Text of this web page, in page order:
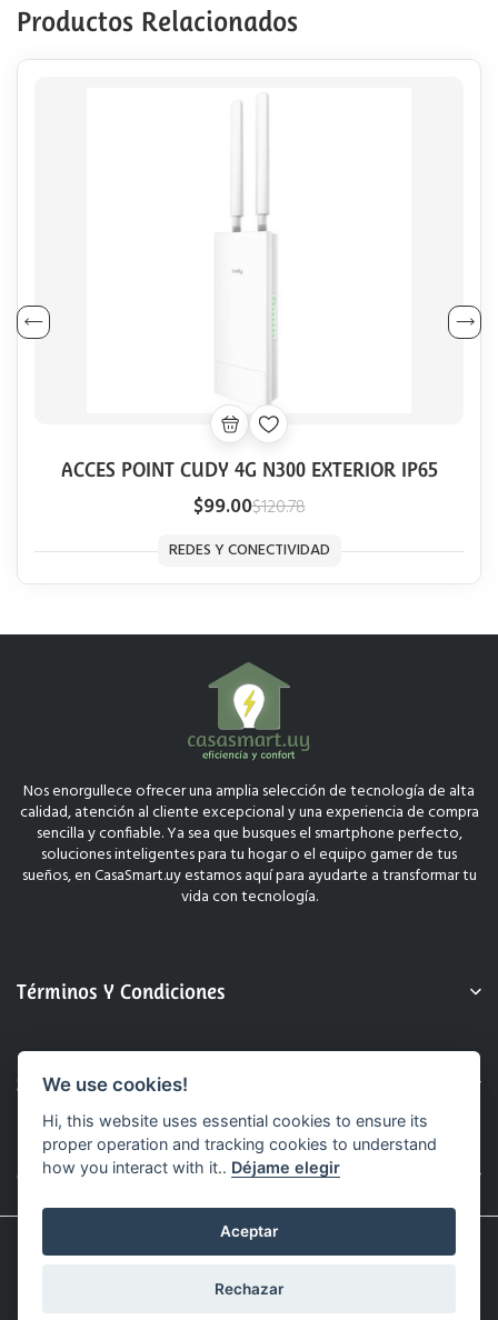
Productos Relacionados
ACCES POINT CUDY 4G N300 EXTERIOR IP65
$99.00$120.78
REDES Y CONECTIVIDAD
Nos enorgullece ofrecer una amplia selección de tecnología de alta
calidad, atención al cliente excepcional y una experiencia de compra
sencilla y confiable. Ya sea que busques el smartphone perfecto,
soluciones inteligentes para tu hogar o el equipo gamer de tus
sueños, en CasaSmart.uy estamos aquí para ayudarte a transformar tu
vida con tecnología.
Términos Y Condiciones
Sobre Nosotros
Contacto
© 2025 CasaSmart.uy. Todos Los Derechos Reservados.
Sitio Web Realizado Por Hashtag.
We use cookies!
Hi, this website uses essential cookies to ensure its
proper operation and tracking cookies to understand
how you interact with it.. Déjame elegir
Aceptar
Rechazar